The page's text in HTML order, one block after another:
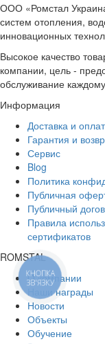
ООО «Ромстал
систем отопления,
инновационных
Высокое качество
компании, цель -
обслуживание
Информация
Доставка и
Гарантия и
Сервис
Blog
Политика
Публичная
Публичный
Правила
сертификатов
ROMSTAL
О компании
Наши награды
Новости
Объекты
Обучение
КНОПКА
ЗВ'ЯЗКУ